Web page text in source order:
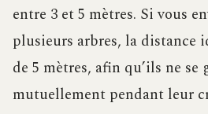
entre 3 et 5 mètres. Si vous
plusieurs arbres, la distance
de 5 mètres, afin qu’ils ne se
mutuellement pendant leur